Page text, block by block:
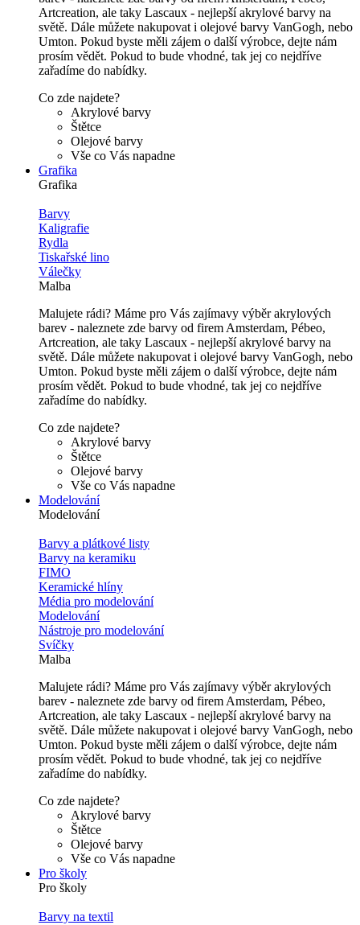
Artcreation, ale taky Lascaux - nejlepší akrylové barvy na
světě. Dále můžete nakupovat i olejové barvy VanGogh, nebo
Umton. Pokud byste měli zájem o další výrobce, dejte nám
prosím vědět. Pokud to bude vhodné, tak jej co nejdříve
zařadíme do nabídky.
Co zde najdete?
Akrylové barvy
Štětce
Olejové barvy
Vše co Vás napadne
Grafika
Grafika
Barvy
Kaligrafie
Rydla
Tiskařské lino
Válečky
Malba
Malujete rádi? Máme pro Vás zajímavy výběr akrylových
barev - naleznete zde barvy od firem Amsterdam, Pébeo,
Artcreation, ale taky Lascaux - nejlepší akrylové barvy na
světě. Dále můžete nakupovat i olejové barvy VanGogh, nebo
Umton. Pokud byste měli zájem o další výrobce, dejte nám
prosím vědět. Pokud to bude vhodné, tak jej co nejdříve
zařadíme do nabídky.
Co zde najdete?
Akrylové barvy
Štětce
Olejové barvy
Vše co Vás napadne
Modelování
Modelování
Barvy a plátkové listy
Barvy na keramiku
FIMO
Keramické hlíny
Média pro modelování
Modelování
Nástroje pro modelování
Svíčky
Malba
Malujete rádi? Máme pro Vás zajímavy výběr akrylových
barev - naleznete zde barvy od firem Amsterdam, Pébeo,
Artcreation, ale taky Lascaux - nejlepší akrylové barvy na
světě. Dále můžete nakupovat i olejové barvy VanGogh, nebo
Umton. Pokud byste měli zájem o další výrobce, dejte nám
prosím vědět. Pokud to bude vhodné, tak jej co nejdříve
zařadíme do nabídky.
Co zde najdete?
Akrylové barvy
Štětce
Olejové barvy
Vše co Vás napadne
Pro školy
Pro školy
Barvy na textil